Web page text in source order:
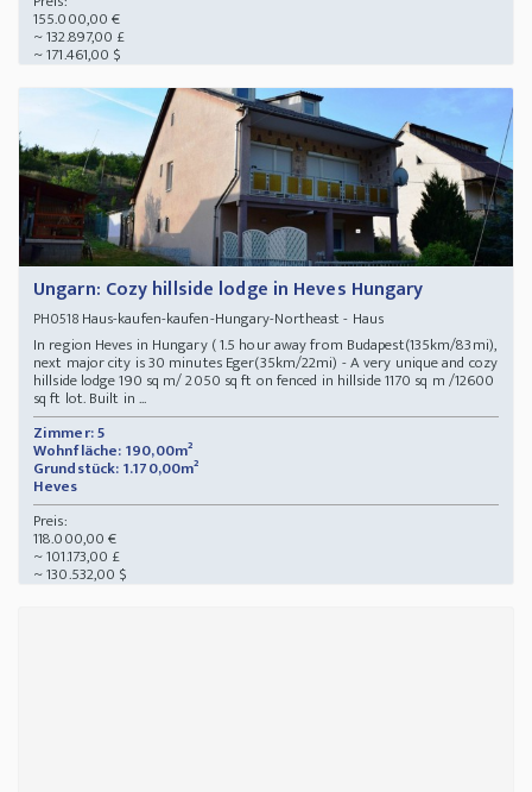
155.000,00 €
~ 132.897,00 £
~ 171.461,00 $
Ungarn: Cozy hillside lodge in Heves Hungary
PH0518Haus-kaufen-kaufen-Hungary-Northeast - Haus
In region Heves in Hungary ( 1.5 hour away from Budapest(135km/83mi),
next major city is 30 minutes Eger(35km/22mi) - A very unique and cozy
hillside lodge 190 sq m/ 2050 sq ft on fenced in hillside 1170 sq m /12600
sq ft lot. Built in ...
Zimmer: 5
Wohnfläche: 190,00m²
Grundstück: 1.170,00m²
Heves
Preis:
118.000,00 €
~ 101.173,00 £
~ 130.532,00 $